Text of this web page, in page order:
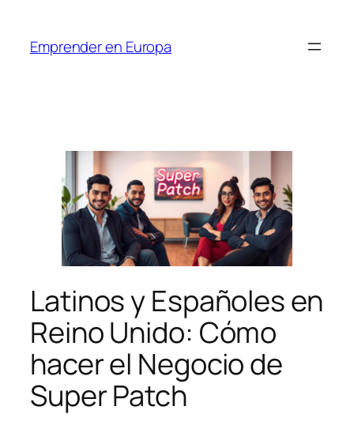
contenido
Emprender en Europa
Latinos y Españoles en
Reino Unido: Cómo
hacer el Negocio de
Super Patch